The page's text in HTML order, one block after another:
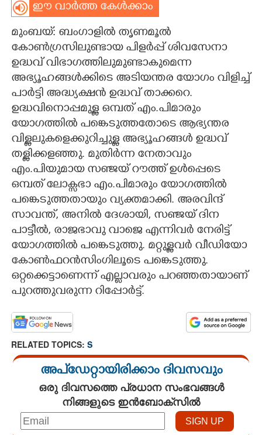
CARTOONS
LITERATURE
ZOOM
CONTACT US
ഈ വാർത്ത കേൾക്കാം
മുംബയ്: ബംഗാളിൽ തൃണമൂൽ
കോൺഗ്രസിലുണ്ടായ പിളർപ്പ് ശിവസേനാ
ഉദ്ധവ് വിഭാഗത്തിലുമുണ്ടാകുമെന്ന
അഭ്യൂഹങ്ങൾക്കിടെ അടിയന്തര യോഗം വിളിച്ച്
പാർട്ടി അദ്ധ്യക്ഷൻ ഉദ്ധവ് താക്കറെ.
ഉദ്ധവിനൊപ്പമുള്ള ഒമ്പത് എം.പിമാരും
യോഗത്തിൽ പങ്കെടുത്തതോടെ ആഭ്യന്തര
വിള്ളലുകളെക്കുറിച്ചുള്ള അഭ്യൂഹങ്ങൾ ഉദ്ധവ്
തള്ളിക്കളഞ്ഞു. മുതിർന്ന നേതാവും
എം.പിയുമായ സഞ്ജയ് റൗത്ത് ഉൾപ്പെടെ
ഒമ്പത് ലോക്സഭാ എം.പിമാരും യോഗത്തിൽ
പങ്കെടുത്തതായും വ്യക്തമാക്കി. അരവിന്ദ്
സാവന്ത്, അനിൽ ദേശായി, സഞ്ജയ് ദിന
പാട്ടീൽ, രാജഭാവു വാജെ എന്നിവർ നേരിട്ട്
യോഗത്തിൽ പങ്കെടുത്തു. മറ്റുള്ളവർ വീഡിയോ
കോൺഫറൻസിംഗിലൂടെ പങ്കെടുത്തു.
ഒറ്റക്കെട്ടാണെന്ന് എല്ലാവരും പറഞ്ഞതായാണ്
പുറത്തുവരുന്ന റിപ്പോർട്ട്.
RELATED TOPICS: S
അപ്ഡേറ്റായിരിക്കാം ദിവസവും
ഒരു ദിവസത്തെ പ്രധാന സംഭവങ്ങൾ
നിങ്ങളുടെ ഇൻബോക്സിൽ